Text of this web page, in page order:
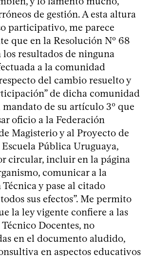
de gestión. A esta altura
participativo, me parece
que en la Resolución Nº 68
los resultados de ninguna
a la comunidad
del cambio resuelto y
de dicha comunidad
de su artículo 3º que
oficio a la Federación
Magisterio y al Proyecto de
Pública Uruguaya,
circular, incluir en la página
comunicar a la
y pase al citado
sus efectos”. Me permito
la ley vigente confiere a las
Docentes, no
en el documento aludido,
en aspectos educativos